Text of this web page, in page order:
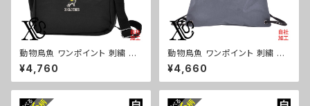
動物鳥魚 ワンポイント 刺繍 ト
ート ショルダーバッグ カジュア
ル 軽量 レディース メンズ 雑貨
グッズ 自社ブランド 柄 馬 豚 魚
¥4,760
動物鳥魚 ワンポイント 刺繍 撥
水 ナイロン ナップサック メンズ
大容量 ジム サブバッグ レディー
ス 雑貨 グッズ 自社ブランド 柄
¥4,660